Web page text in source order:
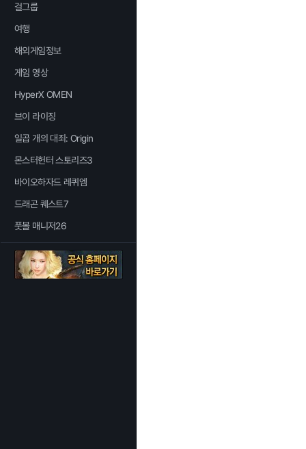
걸그룹
여행
해외게임정보
게임 영상
HyperX OMEN
브이 라이징
일곱 개의 대죄: Origin
몬스터헌터 스토리즈3
바이오하자드 레퀴엠
드래곤 퀘스트7
풋볼 매니저26